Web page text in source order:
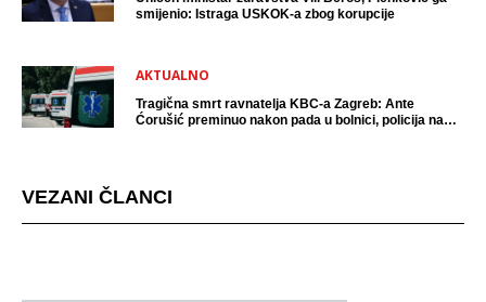
smijenio: Istraga USKOK-a zbog korupcije
AKTUALNO
Tragična smrt ravnatelja KBC-a Zagreb: Ante
Ćorušić preminuo nakon pada u bolnici, policija na
VEZANI ČLANCI